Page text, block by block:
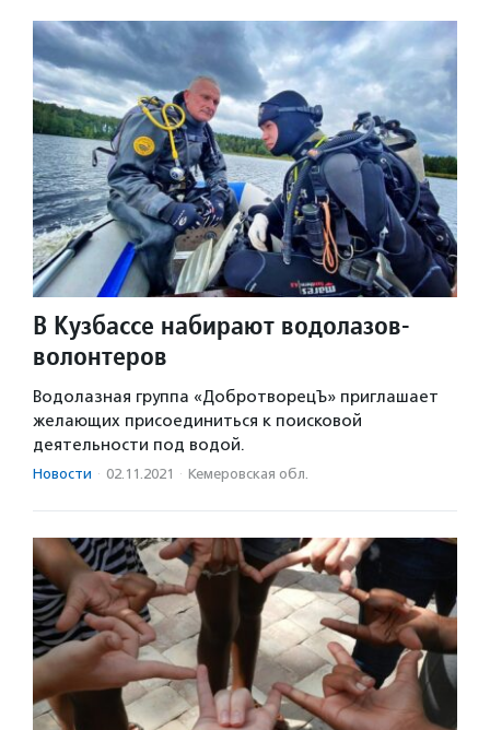
В Кузбассе набирают водолазов-
волонтеров
Водолазная группа «ДобротворецЪ» приглашает
желающих присоединиться к поисковой
деятельности под водой.
Новости · 02.11.2021 · Кемеровская обл.